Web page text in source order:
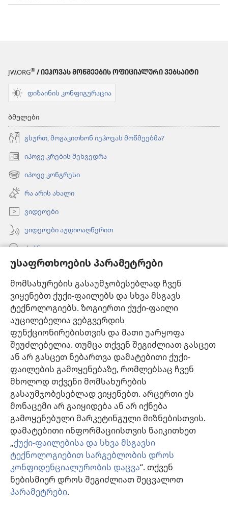
უსაფრთხოების პარამეტრები
მომსახურების გასაუმჯობესებლად ჩვენ
ვიყენებთ ქუქი-ფაილებს და სხვა მსგავს
ტექნოლოგიებს. ზოგიერთი ქუქი-ფაილი
აუცილებელია ვებგვერდის
ფუნქციონირებისთვის და მათი უარყოფა
შეუძლებელია. თუმცა თქვენ შეგიძლიათ გასცეთ
ან არ გასცეთ ნებართვა დამატებითი ქუქი-
ფაილების გამოყენებაზე, რომლებსაც ჩვენ
მხოლოდ თქვენი მომსახურების
გასაუმჯობესებლად ვიყენებთ. არცერთი ეს
მონაცემი არ გაიყიდება ან არ იქნება
გამოყენებული მარკეტინგული მიზნებისთვის.
დამატებითი ინფორმაციისთვის წაიკითხეთ
„ქუქი-ფაილებისა და სხვა მსგავსი
ტექნოლოგიებით სარგებლობის დროს
კონფიდენციალურობის დაცვა“. თქვენ
ნებისმიერ დროს შეგიძლიათ შეცვალოთ
პარამეტრები.
JW.ORG® / ᲘᲔᲰᲝᲕᲐᲡ ᲛᲝᲬᲛᲔᲔᲑᲘᲡ ᲝᲤᲘᲪᲘᲐᲚᲣᲠᲘ ᲕᲔᲑᲡᲐᲘᲢᲘ
დიზაინის კონფიგურაცია
ბმულები
გსურთ, მოგაკითხონ იეჰოვას მოწმეებმა?
იპოვე კრების შეხვედრა
(გაიხსნება
ახალი
ფანჯარა)
იპოვე კონგრესი
(გაიხსნება
ახალი
ფანჯარა)
რა არის ახალი
ვიდეოები
ვიდეოები აუდიოაღწერით
ძებნა
ინფორმაცია ექიმებისთვის
ინფორმაცია ოფიციალური პირებისთვის
დახმარება
შესაწირავები
(გაიხსნება
ახალი
ფანჯარა)საგუშაგო კოშკის ონლაინ ბიბლიოთეკა™
(გაიხსნება
ახალი
ფანჯარა)JW Hub
(გაიხსნება
ახალი
ფანჯარა)JW ბიბლიოთეკა
„საგუშაგო კოშკის ბიბლიოთეკა“
Copyright© 2026 Watch Tower Bible and Tract Society of Pennsylvania.
ᲡᲐᲠᲒᲔᲑᲚᲝᲑᲘᲡ ᲬᲔᲡᲔᲑᲘ
|